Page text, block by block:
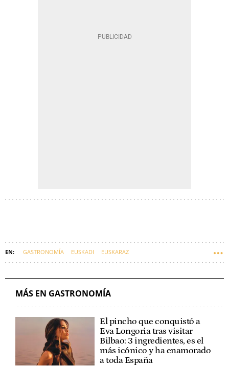
GASTRONOMÍA EUSKADI EUSKARAZ
MÁS EN GASTRONOMÍA
El pincho que conquistó a
Eva Longoria tras visitar
Bilbao: 3 ingredientes, es el
más icónico y ha enamorado
a toda España